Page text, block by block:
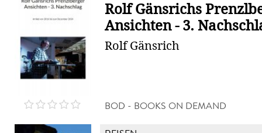
Rolf Gänsrichs
Ansichten - 3.
Rolf Gänsrich
BOD - BOOKS ON DEMAND